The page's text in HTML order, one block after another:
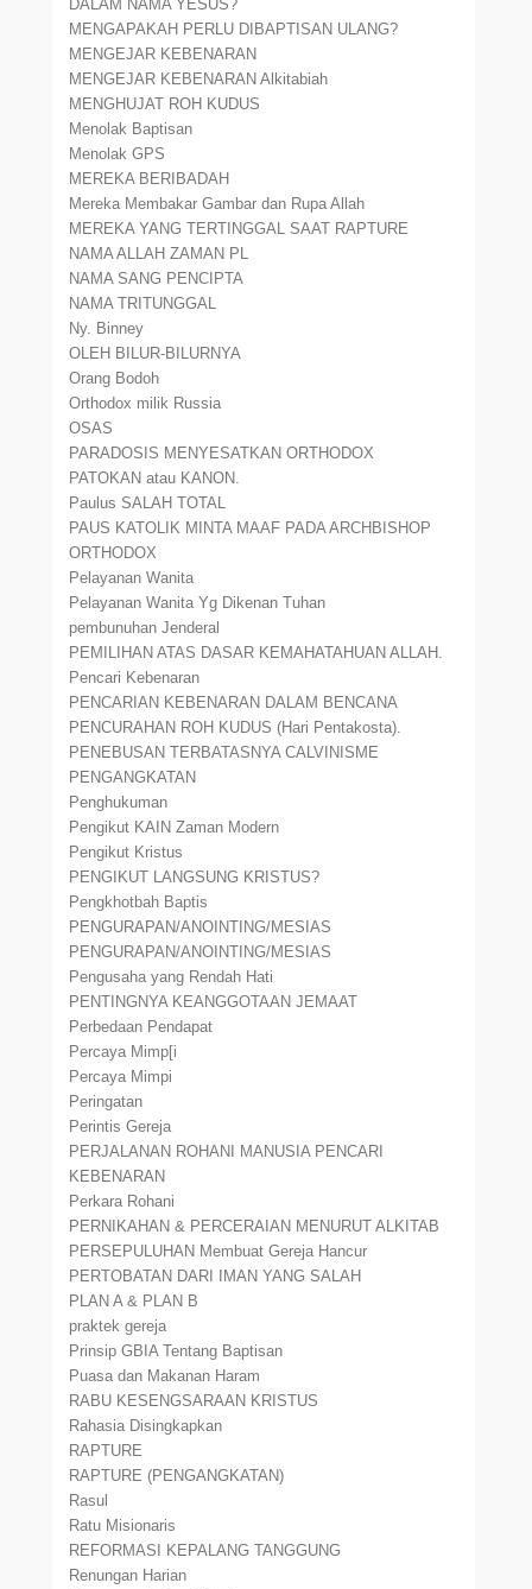
DALAM NAMA YESUS?
MENGAPAKAH PERLU DIBAPTISAN ULANG?
MENGEJAR KEBENARAN
MENGEJAR KEBENARAN Alkitabiah
MENGHUJAT ROH KUDUS
Menolak Baptisan
Menolak GPS
MEREKA BERIBADAH
Mereka Membakar Gambar dan Rupa Allah
MEREKA YANG TERTINGGAL SAAT RAPTURE
NAMA ALLAH ZAMAN PL
NAMA SANG PENCIPTA
NAMA TRITUNGGAL
Ny. Binney
OLEH BILUR-BILURNYA
Orang Bodoh
Orthodox milik Russia
OSAS
PARADOSIS MENYESATKAN ORTHODOX
PATOKAN atau KANON.
Paulus SALAH TOTAL
PAUS KATOLIK MINTA MAAF PADA ARCHBISHOP
ORTHODOX
Pelayanan Wanita
Pelayanan Wanita Yg Dikenan Tuhan
pembunuhan Jenderal
PEMILIHAN ATAS DASAR KEMAHATAHUAN ALLAH.
Pencari Kebenaran
PENCARIAN KEBENARAN DALAM BENCANA
PENCURAHAN ROH KUDUS (Hari Pentakosta).
PENEBUSAN TERBATASNYA CALVINISME
PENGANGKATAN
Penghukuman
Pengikut KAIN Zaman Modern
Pengikut Kristus
PENGIKUT LANGSUNG KRISTUS?
Pengkhotbah Baptis
PENGURAPAN/ANOINTING/MESIAS
PENGURAPAN/ANOINTING/MESIAS
Pengusaha yang Rendah Hati
PENTINGNYA KEANGGOTAAN JEMAAT
Perbedaan Pendapat
Percaya Mimp[i
Percaya Mimpi
Peringatan
Perintis Gereja
PERJALANAN ROHANI MANUSIA PENCARI
KEBENARAN
Perkara Rohani
PERNIKAHAN & PERCERAIAN MENURUT ALKITAB
PERSEPULUHAN Membuat Gereja Hancur
PERTOBATAN DARI IMAN YANG SALAH
PLAN A & PLAN B
praktek gereja
Prinsip GBIA Tentang Baptisan
Puasa dan Makanan Haram
RABU KESENGSARAAN KRISTUS
Rahasia Disingkapkan
RAPTURE
RAPTURE (PENGANGKATAN)
Rasul
Ratu Misionaris
REFORMASI KEPALANG TANGGUNG
Renungan Harian